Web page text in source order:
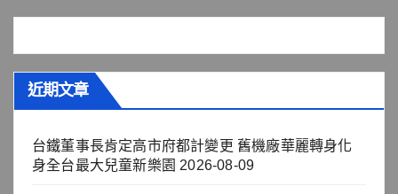
近期文章
台鐵董事長肯定高市府都計變更 舊機廠華麗轉身化
身全台最大兒童新樂園 2026-08-09